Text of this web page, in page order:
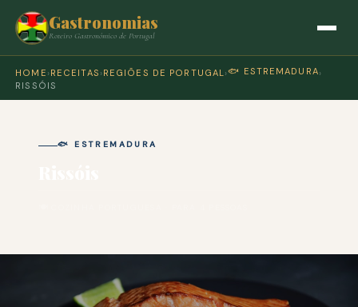
Gastronomias
Roteiro Gastronómico de Portugal
HOME › RECEITAS › REGIÕES DE PORTUGAL ›🐟 ESTREMADURA›
RISSÓIS
🐟 ESTREMADURA